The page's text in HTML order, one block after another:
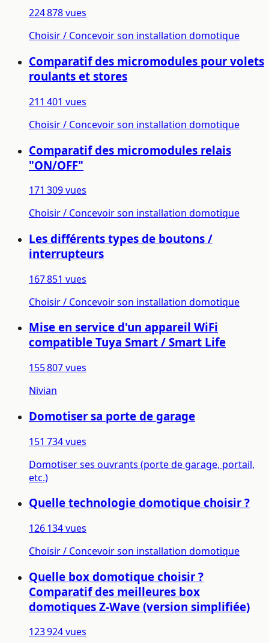
224 878 vues
Choisir / Concevoir son installation domotique
Comparatif des micromodules pour volets
roulants et stores
211 401 vues
Choisir / Concevoir son installation domotique
Comparatif des micromodules relais
"ON/OFF"
171 309 vues
Choisir / Concevoir son installation domotique
Les différents types de boutons /
interrupteurs
167 851 vues
Choisir / Concevoir son installation domotique
Mise en service d'un appareil WiFi
compatible Tuya Smart / Smart Life
155 807 vues
Nivian
Domotiser sa porte de garage
151 734 vues
Domotiser ses ouvrants (porte de garage, portail,
etc.)
Quelle technologie domotique choisir ?
126 134 vues
Choisir / Concevoir son installation domotique
Quelle box domotique choisir ?
Comparatif des meilleures box
domotiques Z-Wave (version simplifiée)
123 924 vues